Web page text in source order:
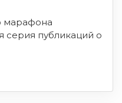
марафона
серия публикаций о